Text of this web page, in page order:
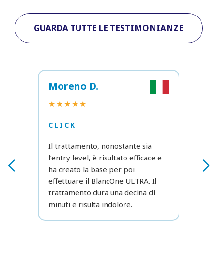
GUARDA TUTTE LE TESTIMONIANZE
Moreno D.
★★★★★
CLICK
Il trattamento, nonostante sia
l’entry level, è risultato efficace e
ha creato la base per poi
effettuare il BlancOne ULTRA. Il
trattamento dura una decina di
minuti e risulta indolore.
dei